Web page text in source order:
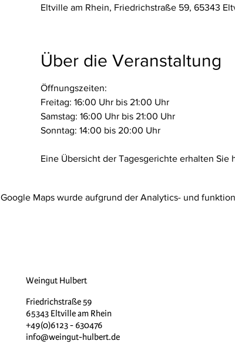
Eltville am Rhein, Friedrichstraße 59, 65343
Über die Veranstaltung
Öffnungszeiten:
Freitag: 16:00 Uhr bis 21:00 Uhr
Samstag: 16:00 Uhr bis 21:00 Uhr
Sonntag: 14:00 bis 20:00 Uhr
Eine Übersicht der Tagesgerichte erhalten Sie
Google Maps wurde aufgrund der Analytics- und
Weingut Hulbert
Friedrichstraße 59
65343 Eltville am Rhein
+49(0)6123 - 630476
info@weingut-hulbert.de